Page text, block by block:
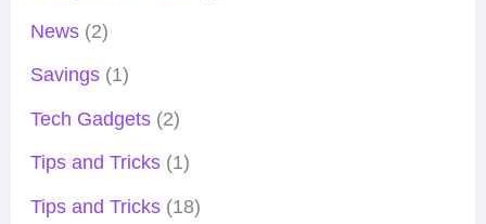
News(2)
Savings(1)
Tech Gadgets(2)
Tips and Tricks(1)
Tips and Tricks(18)